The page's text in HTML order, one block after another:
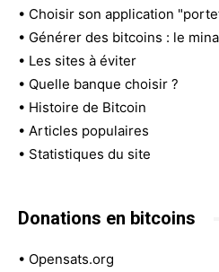
• Choisir son application
• Générer des bitcoins : le
• Les sites à éviter
• Quelle banque choisir ?
• Histoire de Bitcoin
• Articles populaires
• Statistiques du site
Donations en bitcoins
• Opensats.org